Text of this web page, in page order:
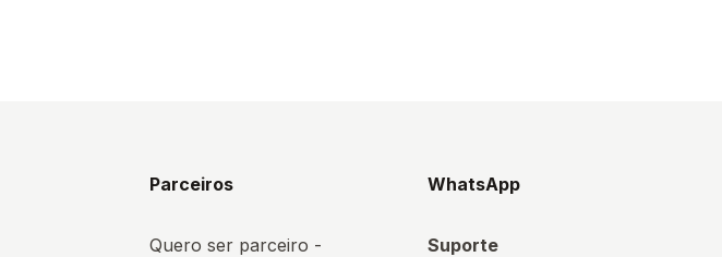
Parceiros
Quero ser parceiro -
WhatsApp
Suporte